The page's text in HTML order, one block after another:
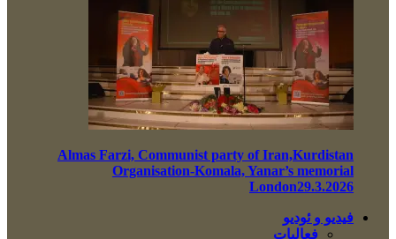
Almas Farzi, Communist party of Iran,Kurdistan
Organisation-Komala, Yanar’s memorial
London29.3.2026
فيديو و ئوديو
فعاليات